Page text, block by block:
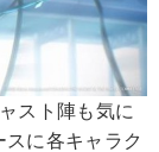
スト陣も気に
に各キャラク